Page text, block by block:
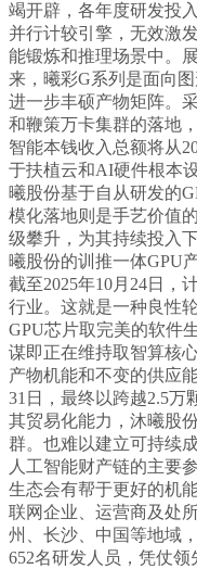
竭开辟，各年度研发投
并行计较引擎，无效激
能锻炼和推理场景中。
来，曦彩G系列是面向
进一步丰硕产物矩阵。
和鞭策万卡集群的落地
智能本钱收入总额将从
于扶植云和AI硬件根本
曦股份基于自从研发的
模化落地则是手艺价值
级攀升，为其持续投入
曦股份的训推一体GPU
截至2025年10月24日，
行业。这就是一种良性
GPU芯片取完美的软件
谋即正在维持取智算核
产物机能和不变的供应
31日，最终以跨越2.5万
其贸易化能力，沐曦股
群。也难以建立可持续
人工智能财产链的主要
生态会有帮于更好的机
联网企业、运营商及处
州、长沙、中国等地域
652名研发人员，凭仗